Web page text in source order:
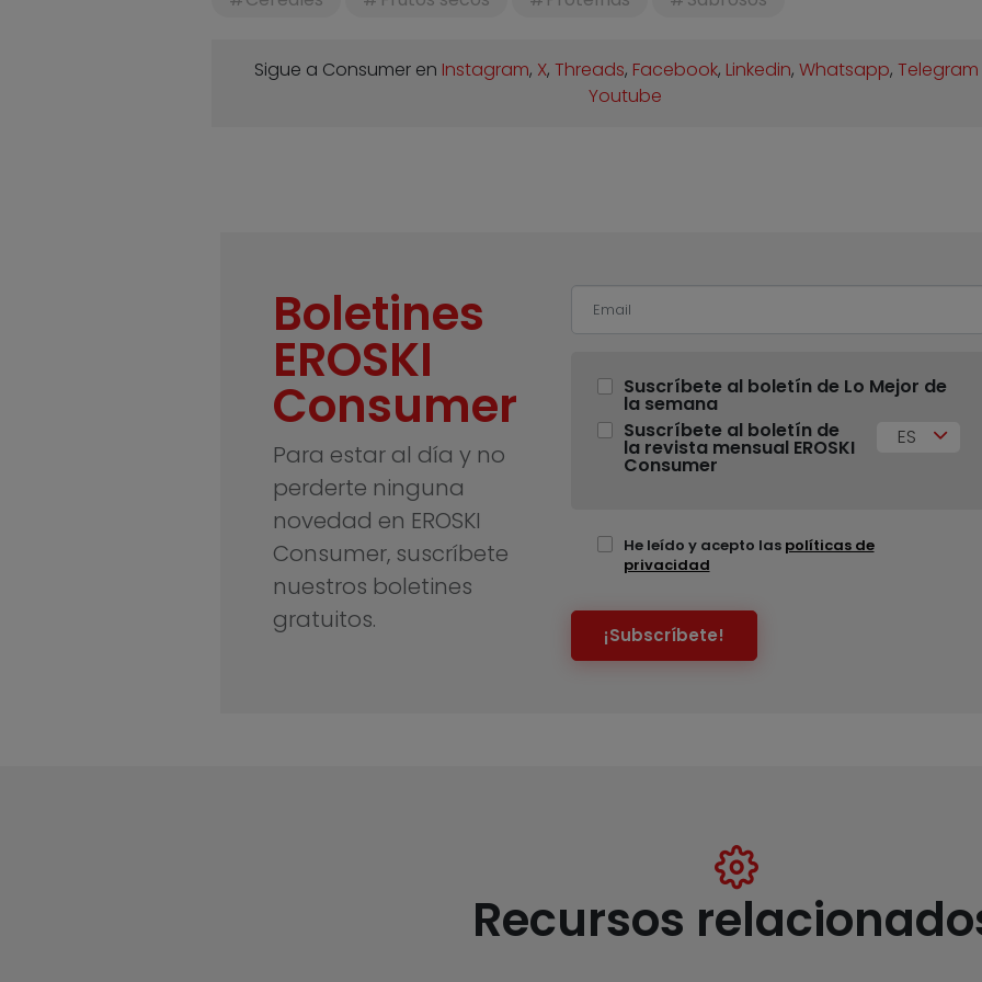
Sigue a Consumer en Instagram, X,Threads, Facebook, Linkedin,Whatsapp,Telegram
Youtube
Boletines
EROSKI
Consumer
Para estar al día y no
perderte ninguna
novedad en EROSKI
Consumer, suscríbete
nuestros boletines
gratuitos.
Suscríbete al boletín de Lo Mejor de
la semana
Suscríbete al boletín de
la revista mensual EROSKI
Consumer
ES
He leído y acepto las políticas de
privacidad
¡Subscríbete!
Recursos